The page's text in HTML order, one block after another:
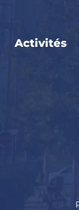
Activités